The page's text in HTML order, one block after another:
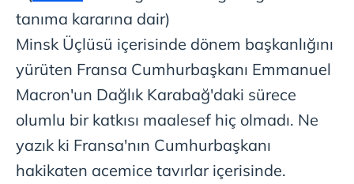
tanıma kararına dair)
Minsk Üçlüsü içerisinde dönem başkanlığını
yürüten Fransa Cumhurbaşkanı Emmanuel
Macron'un Dağlık Karabağ'daki sürece
olumlu bir katkısı maalesef hiç olmadı. Ne
yazık ki Fransa'nın Cumhurbaşkanı
hakikaten acemice tavırlar içerisinde.